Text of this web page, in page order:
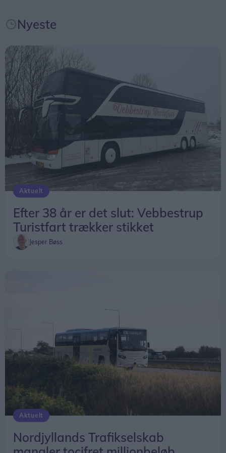
astronaut, men ellers er jeg helt åben. Det kan
være alt fra pølsemand til at slå græs for
kommunen. Jeg er klar til det meste og glæder mig
til helt nye udfordringer. Hvor der lukkes en dør,
åbnes der er en ny, lyder det fra Jan Jakobsen.
Nyeste
Aktuelt
Efter 38 år er det slut: Vebbestrup
Turistfart trækker stikket
Jesper Bøss
Aktuelt
Nordjyllands Trafikselskab